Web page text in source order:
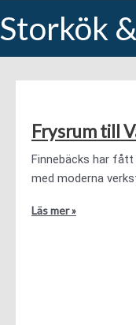
Storkök
Frysrum till
Finnebäcks har
med moderna
Läs mer »